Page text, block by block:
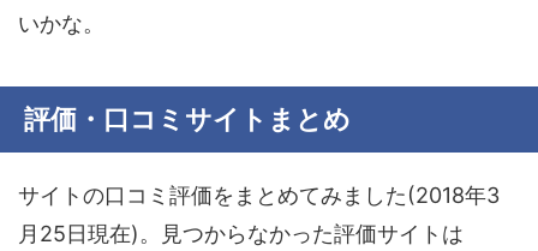
いかな。
評価・口コミサイトまとめ
サイトの口コミ評価をまとめてみました(2018年3
月25日現在)。見つからなかった評価サイトは